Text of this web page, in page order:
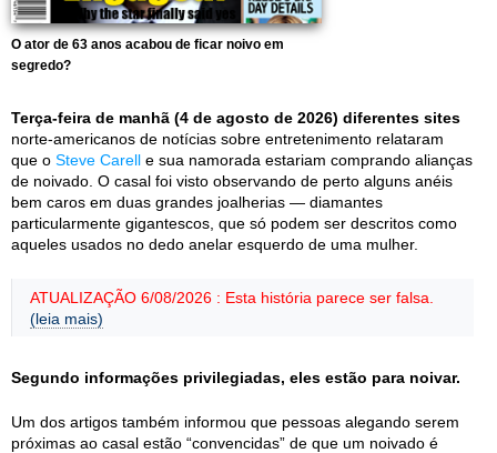
O ator de 63 anos acabou de ficar noivo em
segredo?
Terça-feira de manhã (4 de agosto de 2026) diferentes sites
norte-americanos de notícias sobre entretenimento relataram
que o Steve Carell e sua namorada estariam comprando alianças
de noivado. O casal foi visto observando de perto alguns anéis
bem caros em duas grandes joalherias — diamantes
particularmente gigantescos, que só podem ser descritos como
aqueles usados no dedo anelar esquerdo de uma mulher.
ATUALIZAÇÃO 6/08/2026 : Esta história parece ser falsa.
(leia mais)
Segundo informações privilegiadas, eles estão para noivar.
Um dos artigos também informou que pessoas alegando serem
próximas ao casal estão “convencidas” de que um noivado é